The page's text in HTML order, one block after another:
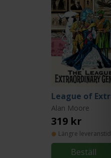
Alan Moore
319 kr
Längre leveranstid
Beställ